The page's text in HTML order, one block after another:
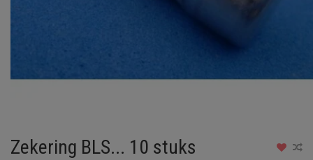
Zekering BLS... 10 stuks